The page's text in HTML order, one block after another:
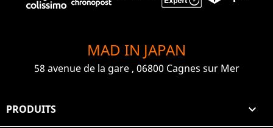
MAD IN JAPAN
58 avenue de la gare , 06800 Cagnes sur Mer
PRODUITS 